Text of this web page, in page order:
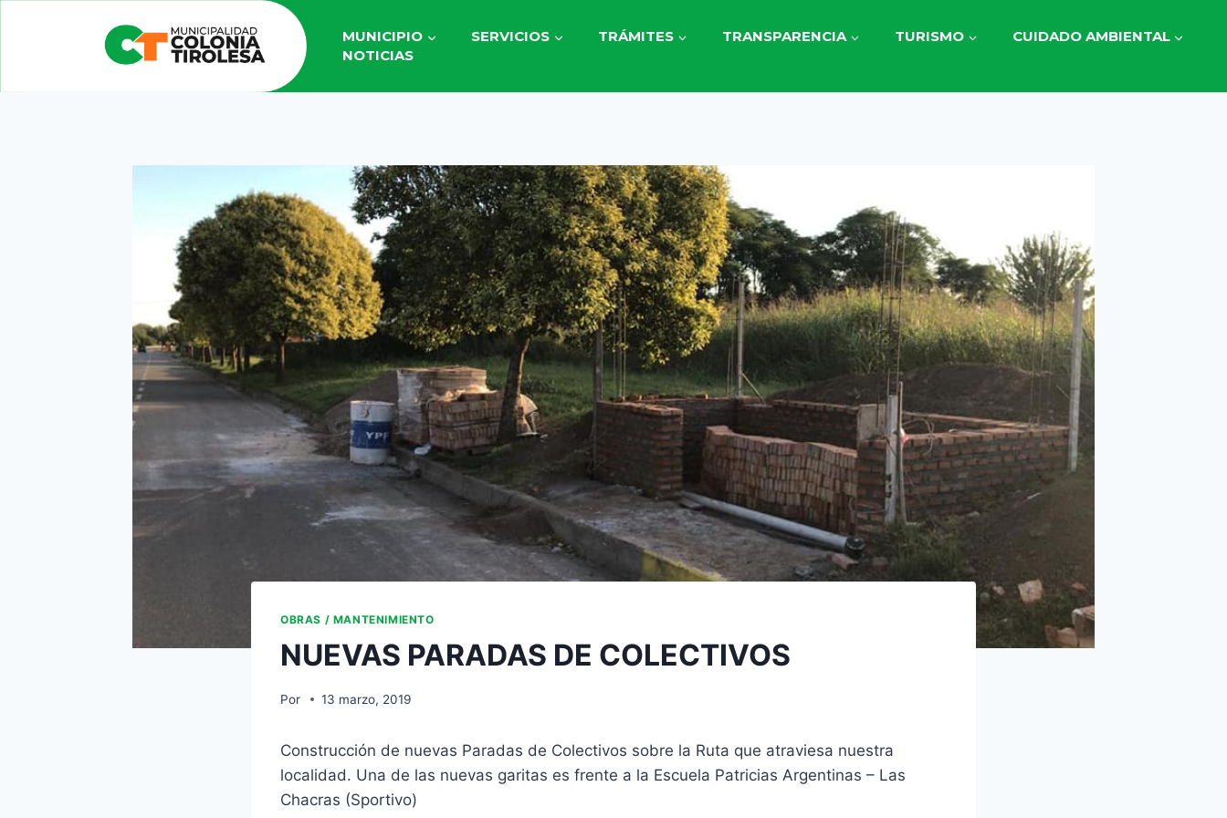
MUNICIPIO SERVICIOS TRÁMITES TRANSPARENCIA TURISMO
CUIDADO AMBIENTAL
NOTICIAS
OBRAS / MANTENIMIENTO
NUEVAS PARADAS DE COLECTIVOS
Por 13 marzo, 2019
Construcción de nuevas Paradas de Colectivos sobre la Ruta que atraviesa nuestra
localidad. Una de las nuevas garitas es frente a la Escuela Patricias Argentinas – Las
Chacras (Sportivo)